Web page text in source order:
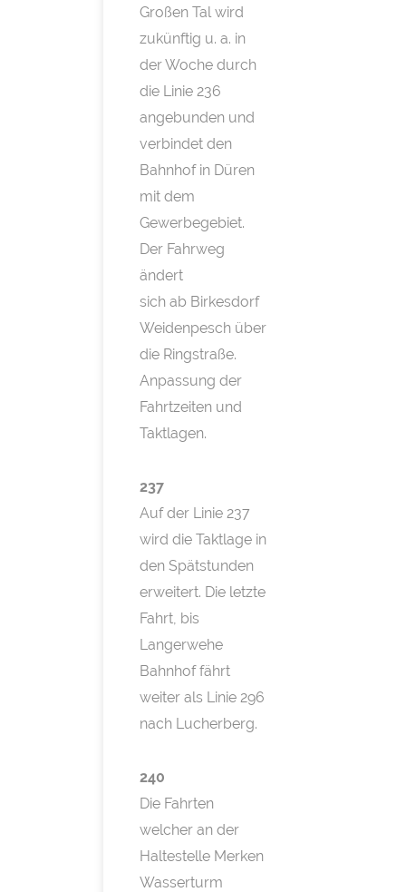
Großen Tal wird
zukünftig u. a. in
der Woche durch
die Linie 236
angebunden und
verbindet den
Bahnhof in Düren
mit dem
Gewerbegebiet.
Der Fahrweg
ändert
sich ab Birkesdorf
Weidenpesch über
die Ringstraße.
Anpassung der
Fahrtzeiten und
Taktlagen.
237
Auf der Linie 237
wird die Taktlage in
den Spätstunden
erweitert. Die letzte
Fahrt, bis
Langerwehe
Bahnhof fährt
weiter als Linie 296
nach Lucherberg.
240
Die Fahrten
welcher an der
Haltestelle Merken
Wasserturm